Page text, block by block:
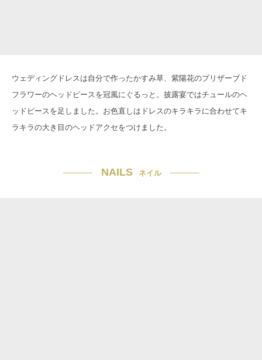
ウェディングドレスは自分で作ったかすみ草、紫陽花のプリザーブド
フラワーのヘッドピースを冠風にぐるっと。披露宴ではチュールのヘ
ッドピースを足しました。お色直しはドレスのキラキラに合わせてキ
ラキラの大き目のヘッドアクセをつけました。
NAILS ネイル